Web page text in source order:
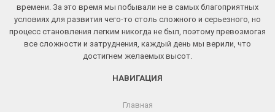
времени. За это время мы побывали не в самых благоприятных
условиях для развития чего-то столь сложного и серьезного, но
процесс становления легким никогда не был, поэтому превозмогая
все сложности и затруднения, каждый день мы верили, что
достигнем желаемых высот.
НАВИГАЦИЯ
Главная